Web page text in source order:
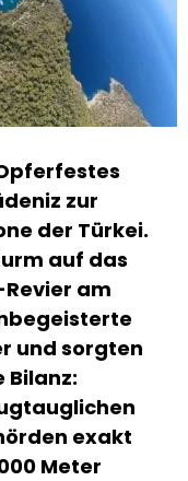
zur
der Türkei.
auf das
am
und sorgten
Bilanz:
exakt
Meter